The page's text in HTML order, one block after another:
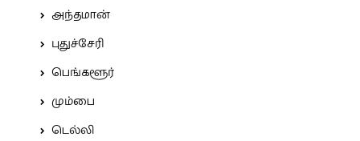
அந்தமான்
புதுச்சேரி
பெங்களூர்
மும்பை
டெல்லி